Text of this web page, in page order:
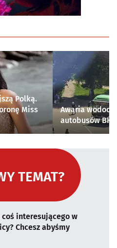
Polką.
Miss
Awaria
autobusów
TEMAT?
coś interesującego w
Chcesz abyśmy